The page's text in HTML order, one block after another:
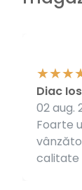
Foarte
calitate
Diac
02 aug.